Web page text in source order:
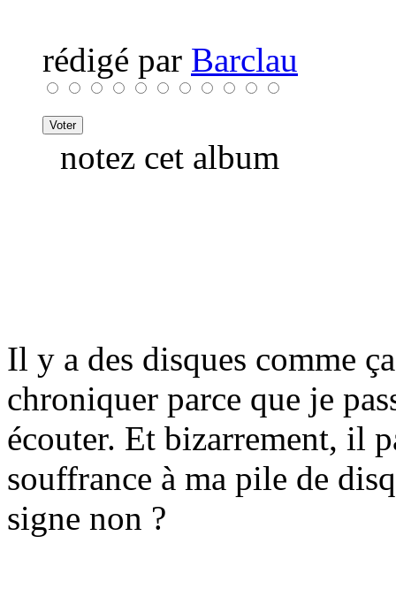
rédigé par Barclau
notez cet album
Il y a des disques comme
chroniquer parce que je
écouter. Et bizarrement, il
souffrance à ma pile de
signe non ?